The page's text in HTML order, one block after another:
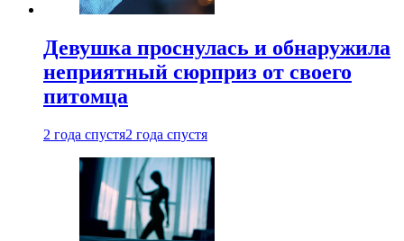
Девушка проснулась и обнаружила
неприятный сюрприз от своего
питомца
2 года спустя2 года спустя